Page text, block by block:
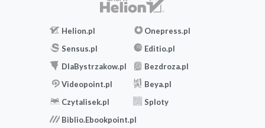
Helion.pl
Onepress.pl
Sensus.pl
Editio.pl
DlaBystrzakow.pl
Bezdroza.pl
Videopoint.pl
Beya.pl
Czytalisek.pl
Sploty
Biblio.Ebookpoint.pl